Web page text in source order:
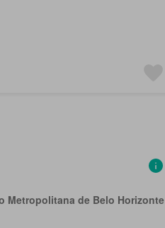
Metropolitana de Belo Horizonte